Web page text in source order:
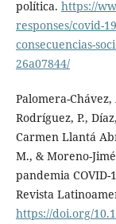
política. https://
responses/covid-
consecuencias-
26a07844/
Palomera-
Rodríguez, P.,
Carmen Llantá
M., & Moreno-
pandemia
Revista
https://doi.org/